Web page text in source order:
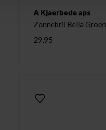
A Kjaerbede aps
Zonnebril Bella Groen
29,95